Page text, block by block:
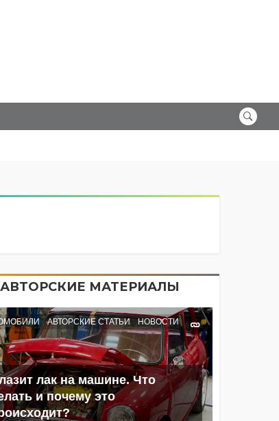
АВТОРСКИЕ МАТЕРИАЛЫ
АВТОРСКИЕ СТАТЬИ НОВОСТИ
лак на машине. Что
и почему это